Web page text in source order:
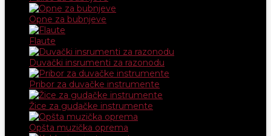
Opne za bubnjeve
Flaute
Duvački insrumenti za razonodu
Pribor za duvačke instrumente
Žice za gudačke instrumente
Opšta muzička oprema